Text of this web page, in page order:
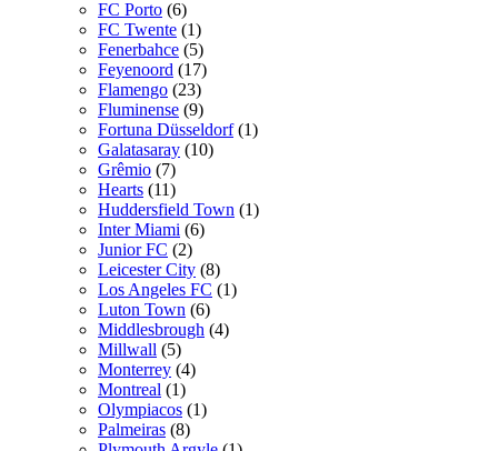
FC Porto (6)
FC Twente (1)
Fenerbahce (5)
Feyenoord (17)
Flamengo (23)
Fluminense (9)
Fortuna Düsseldorf (1)
Galatasaray (10)
Grêmio (7)
Hearts (11)
Huddersfield Town (1)
Inter Miami (6)
Junior FC (2)
Leicester City (8)
Los Angeles FC (1)
Luton Town (6)
Middlesbrough (4)
Millwall (5)
Monterrey (4)
Montreal (1)
Olympiacos (1)
Palmeiras (8)